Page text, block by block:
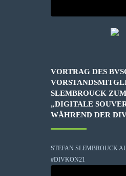
VORTRAG DES
SLEMBROUCK
„DIGITALE
WÄHREND DER
STEFAN SLEMBROUCK
#DIVKON21